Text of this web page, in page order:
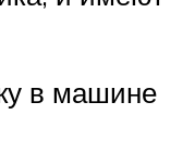
в машине